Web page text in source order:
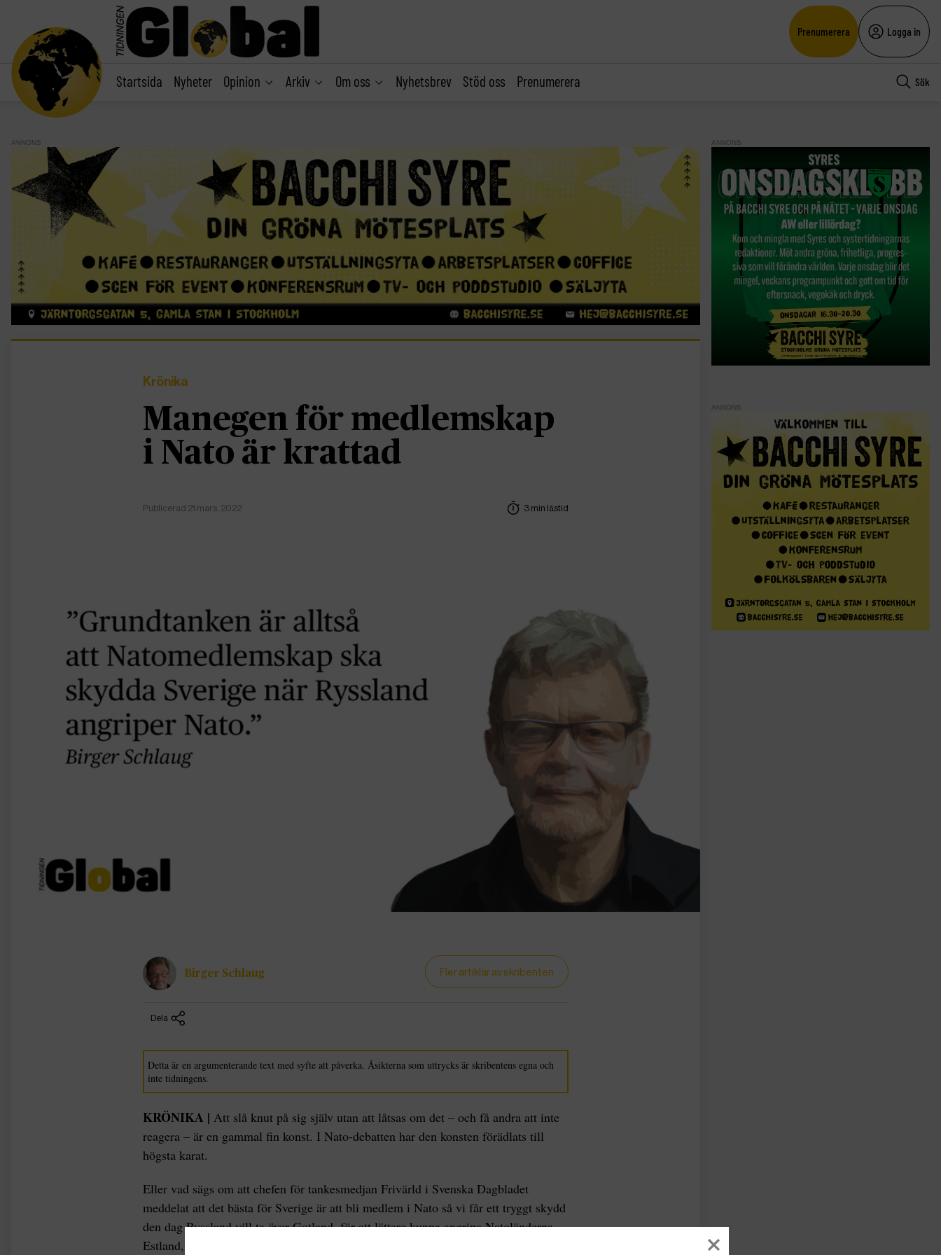
Prenumerera Logga in
Startsida Nyheter Opinion Arkiv Om oss Nyhetsbrev Stöd oss Prenumerera Sök
ANNONS
Krönika
Manegen för medlemskap
i Nato är krattad
Publicerad 21 mars, 2022 3 min lästid
Birger Schlaug Fler artiklar av skribenten
Dela
Detta är en argumenterande text med syfte att påverka. Åsikterna som uttrycks är skribentens egna och
inte tidningens.
KRÖNIKA | Att slå knut på sig själv utan att låtsas om det – och få andra att inte
reagera – är en gammal fin konst. I Nato-debatten har den konsten förädlats till
högsta karat.
Eller vad sägs om att chefen för tankesmedjan Frivärld i Svenska Dagbladet
meddelat att det bästa för Sverige är att bli medlem i Nato så vi får ett tryggt skydd
den dag Ryssland vill ta över Gotland, för att lättare kunna angripa Natoländerna
Estland, Lettland och Litauen. Jag tycket den argumentationen är värd guldstjärna i
ANNONS
ANNONS